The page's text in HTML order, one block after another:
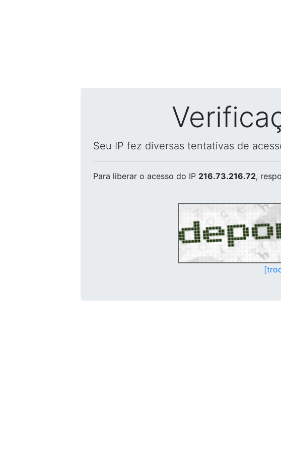
Seu IP fez diversas tentativas de
Para liberar o acesso do IP 216.73.216.72,